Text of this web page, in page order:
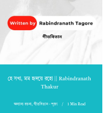
হে সখা, মম হৃদয়ে রহো || Rabindranath
Thakur
অন্যান্য রচনা, গীতবিতান - পূজা 1 Min Read